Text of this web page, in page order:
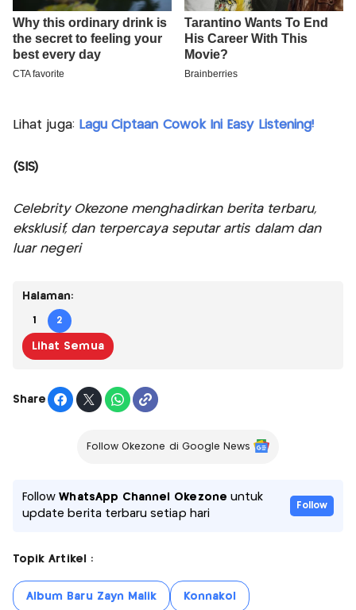
Lihat juga: Lagu Ciptaan Cowok Ini Easy Listening!
(SIS)
Celebrity Okezone menghadirkan berita terbaru,
eksklusif, dan terpercaya seputar artis dalam dan
luar negeri
Halaman:
1 2
Lihat Semua
Share
Follow Okezone di Google News
FollowWhatsApp Channel Okezone untuk
update berita terbaru setiap hari
Follow
Topik Artikel :
Album Baru Zayn Malik Konnakol